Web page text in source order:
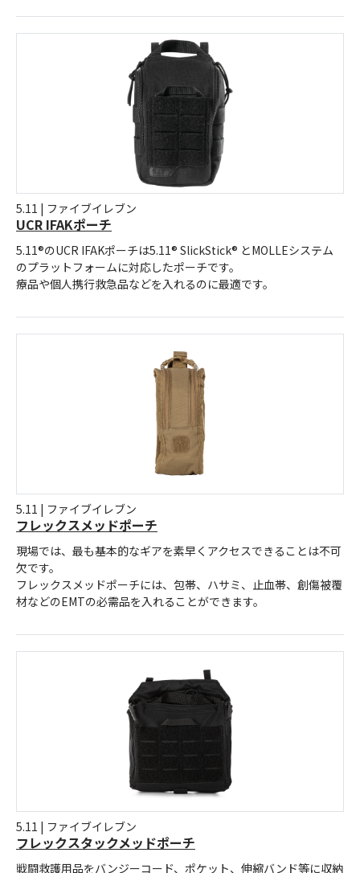
5.11 | ファイブイレブン
UCR IFAKポーチ
5.11®のUCR IFAKポーチは5.11® SlickStick® とMOLLEシステム
のプラットフォームに対応したポーチです。
療品や個人携行救急品などを入れるのに最適です。
5.11 | ファイブイレブン
フレックスメッドポーチ
現場では、最も基本的なギアを素早くアクセスできることは不可
欠です。
フレックスメッドポーチには、包帯、ハサミ、止血帯、創傷被覆
材などのEMTの必需品を入れることができます。
5.11 | ファイブイレブン
フレックスタックメッドポーチ
戦闘救護用品をバンジーコード、ポケット、伸縮バンド等に収納